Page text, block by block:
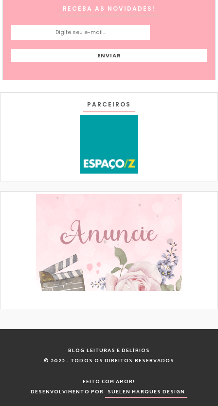
RECEBA AS NOVIDADES!
PARCEIROS
BLOG LEITURAS E DELÍRIOS
© 2022 - TODOS OS DIREITOS RESERVADOS
FEITO COM AMOR!
DESENVOLVIMENTO POR SUELEN MARQUES DESIGN